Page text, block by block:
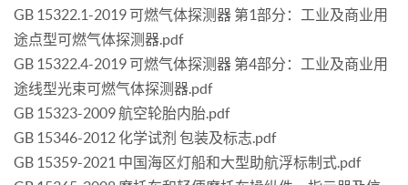
GB 15322.1-2019 可燃气体探测器 第1部分：工业及商业用
途点型可燃气体探测器.pdf
GB 15322.4-2019 可燃气体探测器 第4部分：工业及商业用
途线型光束可燃气体探测器.pdf
GB 15323-2009 航空轮胎内胎.pdf
GB 15346-2012 化学试剂 包装及标志.pdf
GB 15359-2021 中国海区灯船和大型助航浮标制式.pdf